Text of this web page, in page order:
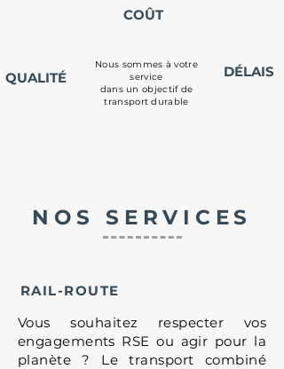
COÛT
QUALITÉ
Nous sommes à votre
service
dans un objectif de
transport durable
DÉLAIS
NOS SERVICES
RAIL-ROUTE
Vous souhaitez respecter vos
engagements RSE ou agir pour la
planète ? Le transport combiné